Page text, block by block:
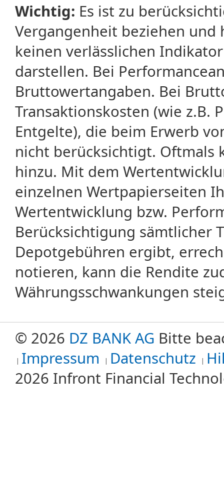
Wichtig: Es ist zu
Vergangenheit beziehen
keinen verlässlichen
darstellen. Bei
Bruttowertangaben. Bei
Transaktionskosten (wie z.B.
Entgelte), die beim Erwerb
nicht berücksichtigt. Oftmals
hinzu. Mit dem
einzelnen Wertpapierseiten
Wertentwicklung bzw.
Berücksichtigung sämtlicher
Depotgebühren ergibt,
notieren, kann die Rendite
Währungsschwankungen
© 2026 DZ BANK AG Bitte
Impressum
Datenschutz
2026 Infront Financial